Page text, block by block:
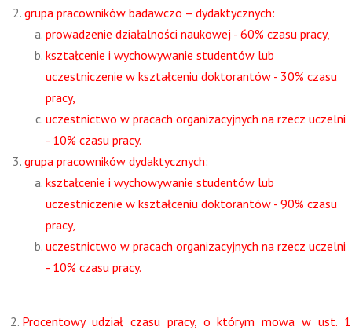
grupa pracowników badawczo – dydaktycznych:
prowadzenie działalności naukowej - 60% czasu pracy,
kształcenie i wychowywanie studentów lub
uczestniczenie w kształceniu doktorantów - 30% czasu
pracy,
uczestnictwo w pracach organizacyjnych na rzecz uczelni
- 10% czasu pracy.
grupa pracowników dydaktycznych:
kształcenie i wychowywanie studentów lub
uczestniczenie w kształceniu doktorantów - 90% czasu
pracy,
uczestnictwo w pracach organizacyjnych na rzecz uczelni
- 10% czasu pracy.
Procentowy udział czasu pracy, o którym mowa w ust. 1